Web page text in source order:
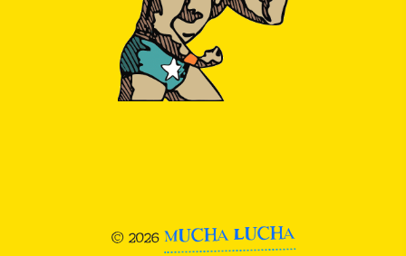
© 2026MUCHA LUCHA